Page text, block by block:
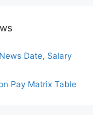
Date, Salary
Pay Matrix Table